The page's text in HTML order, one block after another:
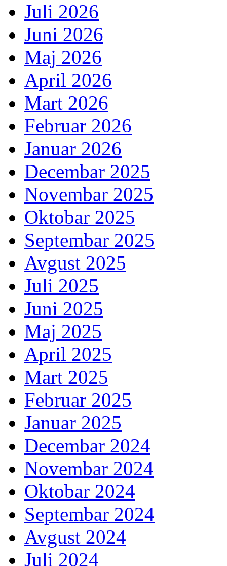
Juli 2026
Juni 2026
Maj 2026
April 2026
Mart 2026
Februar 2026
Januar 2026
Decembar 2025
Novembar 2025
Oktobar 2025
Septembar 2025
Avgust 2025
Juli 2025
Juni 2025
Maj 2025
April 2025
Mart 2025
Februar 2025
Januar 2025
Decembar 2024
Novembar 2024
Oktobar 2024
Septembar 2024
Avgust 2024
Juli 2024